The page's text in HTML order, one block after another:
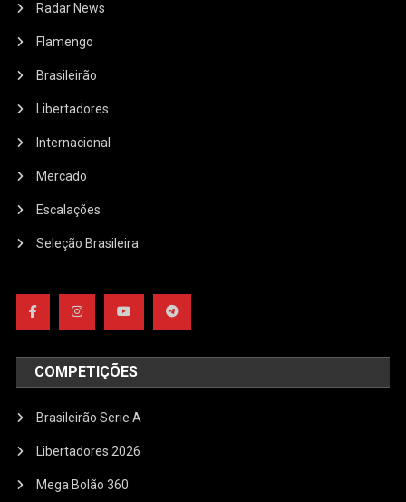
Radar News
Flamengo
Brasileirão
Libertadores
Internacional
Mercado
Escalações
Seleção Brasileira
COMPETIÇÕES
Brasileirão Serie A
Libertadores 2026
Mega Bolão 360